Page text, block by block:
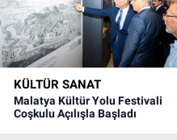
KÜLTÜR SANAT
Malatya Kültür Yolu Festivali
Coşkulu Açılışla Başladı